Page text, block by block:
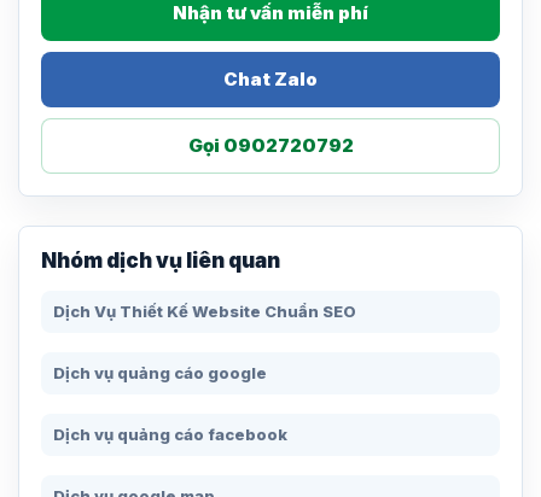
Nhận tư vấn miễn phí
Chat Zalo
Gọi 0902720792
Nhóm dịch vụ liên quan
Dịch Vụ Thiết Kế Website Chuẩn SEO
Dịch vụ quảng cáo google
Dịch vụ quảng cáo facebook